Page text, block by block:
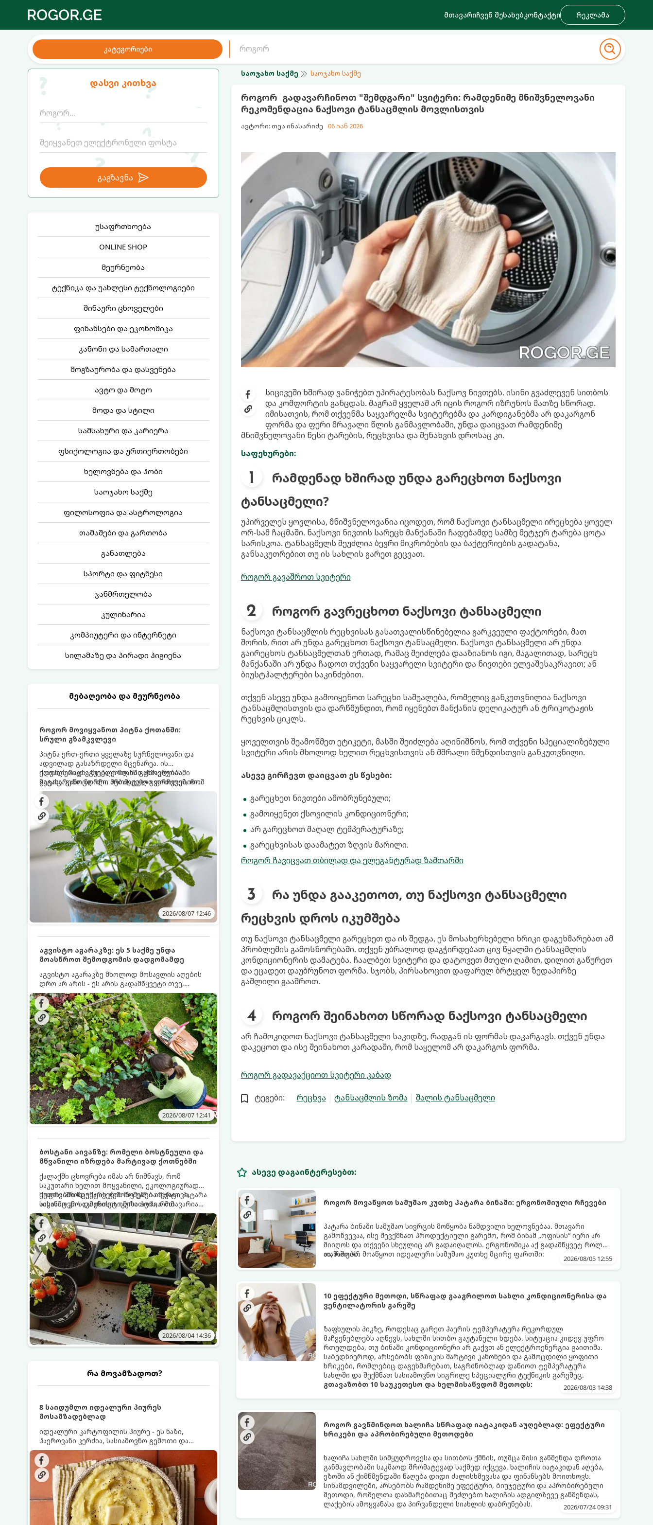
მთავარიჩვენ შესახებკონტაქტი რეკლამა
კატეგორიები
დასვი კითხვა
გაგზავნა
უსაფრთხოება
ONLINE SHOP
მეურნეობა
ტექნიკა და უახლესი ტექნოლოგიები
შინაური ცხოველები
ფინანსები და ეკონომიკა
კანონი და სამართალი
მოგზაურობა და დასვენება
ავტო და მოტო
მოდა და სტილი
სამსახური და კარიერა
ფსიქოლოგია და ურთიერთობები
ხელოვნება და ჰობი
საოჯახო საქმე
ფილოსოფია და ასტროლოგია
თამაშები და გართობა
განათლება
სპორტი და ფიტნესი
ჯანმრთელობა
კულინარია
კომპიუტერი და ინტერნეტი
სილამაზე და პირადი ჰიგიენა
მებაღეობა და მეურნეობა
როგორ მოვიყვანოთ პიტნა ქოთანში:
სრული გზამკვლევი
პიტნა ერთ-ერთი ყველაზე სურნელოვანი და
ადვილად გასაზრდელი მცენარეა. ის
იდეალურად ეგუება ქოთანში ცხოვრებას,
მეტიც, გამოცდილი მებაღეები გვირჩევენ, რომ
პიტნა მხოლოდ ქოთანში მოვიყვანოთ, რადგან
ღია გრუნტში (ბაღში) დარგვისას ის ფესვებით
ძალიან სწრაფად ვრცელდება და სხვა
მცენარეებს ავიწროებს.
ქოთნის პიტნა მთელი წლის განმავლობაში
გაგახარებთ ნორჩი, არომატული ფოთლებით
ჩაის, ლიმონათისა თუ კერძებისთვის.
2026/08/07 12:46
აგვისტო აგარაკზე: ეს 5 საქმე უნდა
მოასწროთ შემოდგომის დადგომამდე
აგვისტო აგარაკზე მხოლოდ მოსავლის აღების
დრო არ არის - ეს არის გადამწყვეტი თვე,
როდესაც საფუძველი ეყრება მომავალი წლის
მოსავალს და ბაღი მზადდება შემოდგომა-
ზამთრის სეზონისთვის. იმისათვის, რომ
ნიადაგმა ენერგია აღიდგინოს, ხოლო
მცენარეებმა ზამთარს გაუძლონ, აგვისტოს
ბოლომდე 5 მნიშვნელოვანი საქმის გაკეთება
უნდა მოასწროთ:
2026/08/07 12:41
ბოსტანი აივანზე: რომელი ბოსტნეული და
მწვანილი იზრდება მარტივად ქოთნებში
ქალაქში ცხოვრება იმას არ ნიშნავს, რომ
საკუთარი ხელით მოყვანილი, ეკოლოგიურად
სუფთა პროდუქტის გემოზე უარი თქვათ. პატარა
აივანიც კი საკმარისია იმისათვის, რომ
მოიწყოთ მინი-ბოსტანი, საიდანაც
ყოველდღიურად ახალ, არომატულ მწვანილსა
და ბოსტნეულს მოკრეფთ.
ქოთნებში მცენარეების მოშენება მარტივი,
სასიამოვნო და ესთეტიკური ჰობია. მთავარია
იცოდეთ, რომელი კულტურები ეგუებიან
ქოთნის პირობებს ყველაზე კარგად და როგორ
მოუაროთ მათ სწორად.
2026/08/04 14:36
რა მოვამზადოთ?
8 საიდუმლო იდეალური პიურეს
მოსამზადებლად
იდეალური კარტოფილის პიურე - ეს ნაზი,
ჰაეროვანი კერძია, სასიამოვნო გემოთი და
ნაღების-მოყვითალო ფერით. მისი მომზადება
ძალიან მარტივია, მაგრამ არსებობს რამდენიმე
საიდუმლო, რომლებიც უნდა იცოდეთ, რომ
პიურე იდეალურად გემრიელი გამოვიდეს.
საოჯახო საქმე საოჯახო საქმე
როგორ გადავარჩინოთ "შემდგარი" სვიტერი: რამდენიმე მნიშვნელოვანი
რეკომენდაცია ნაქსოვი ტანსაცმლის მოვლისთვის
ავტორი: თეა ინასარიძე 06 იან 2026
სიცივეში ხშირად ვანიჭებთ უპირატესობას ნაქსოვ ნივთებს. ისინი გვაძლევენ სითბოს
და კომფორტის განცდას. მაგრამ ყველამ არ იცის როგორ იზრუნოს მათზე სწორად.
იმისათვის, რომ თქვენმა საყვარელმა სვიტერებმა და კარდიგანებმა არ დაკარგონ
ფორმა და ფერი მრავალი წლის განმავლობაში, უნდა დაიცვათ რამდენიმე
მნიშვნელოვანი წესი ტარების, რეცხვისა და შენახვის დროსაც კი.
საფეხურები:
რამდენად ხშირად უნდა გარეცხოთ ნაქსოვი
ტანსაცმელი?
უპირველეს ყოვლისა, მნიშვნელოვანია იცოდეთ, რომ ნაქსოვი ტანსაცმელი ირეცხება ყოველ
ორ-სამ ჩაცმაში. ნაქსოვი ნივთის სარეცხ მანქანაში ჩადებამდე სამზე მეტჯერ ტარება ცოტა
სარისკოა. ტანსაცმელს შეუძლია ბევრი მიკრობების და ბაქტერიების გადატანა,
განსაკუთრებით თუ ის სახლის გარეთ გეცვათ.
როგორ გავაშროთ სვიტერი
როგორ გავრეცხოთ ნაქსოვი ტანსაცმელი
ნაქსოვი ტანსაცმლის რეცხვისას გასათვალისწინებელია გარკვეული ფაქტორები, მათ
შორის, რით არ უნდა გარეცხოთ ნაქსოვი ტანსაცმელი. ნაქსოვი ტანსაცმელი არ უნდა
გაირეცხოს ტანსაცმელთან ერთად, რამაც შეიძლება დააზიანოს იგი, მაგალითად, სარეცხ
მანქანაში არ უნდა ჩადოთ თქვენი საყვარელი სვიტერი და ნივთები ელვაშესაკრავით; ან
ბიუსტჰალტერები საკინძებით.
თქვენ ასევე უნდა გამოიყენოთ სარეცხი საშუალება, რომელიც განკუთვნილია ნაქსოვი
ტანსაცმლისთვის და დარწმუნდით, რომ იყენებთ მანქანის დელიკატურ ან ტრიკოტაჟის
რეცხვის ციკლს.
ყოველთვის შეამოწმეთ ეტიკეტი, მასში შეიძლება აღინიშნოს, რომ თქვენი სპეციალიზებული
სვიტერი არის მხოლოდ ხელით რეცხვისთვის ან მშრალი წმენდისთვის განკუთვნილი.
ასევე გირჩევთ დაიცვათ ეს წესები:
გარეცხეთ ნივთები ამობრუნებული;
გამოიყენეთ ქსოვილის კონდიციონერი;
არ გარეცხოთ მაღალ ტემპერატურაზე;
გარეცხვისას დაამატეთ ზღვის მარილი.
როგორ ჩავიცვათ თბილად და ელეგანტურად ზამთარში
რა უნდა გააკეთოთ, თუ ნაქსოვი ტანსაცმელი
რეცხვის დროს იკუმშება
თუ ნაქსოვი ტანსაცმელი გარეცხეთ და ის შედგა, ეს მოსახერხებელი ხრიკი დაგეხმარებათ ამ
პრობლემის გამოსწორებაში. თქვენ უბრალოდ დაგჭირდებათ ცივ წყალში ტანსაცმლის
კონდიციონერის დამატება. ჩაალბეთ სვიტერი და დატოვეთ მთელი ღამით, დილით გაწურეთ
და ეცადეთ დაუბრუნოთ ფორმა. სჯობს, პირსახოცით დაფარულ ბრტყელ ზედაპირზე
გაშლილი გააშროთ.
როგორ შეინახოთ სწორად ნაქსოვი ტანსაცმელი
არ ჩამოკიდოთ ნაქსოვი ტანსაცმელი საკიდზე, რადგან ის ფორმას დაკარგავს. თქვენ უნდა
დაკეცოთ და ისე შეინახოთ კარადაში, რომ საყელომ არ დაკარგოს ფორმა.
როგორ გადავაქციოთ სვიტერი კაბად
ტეგები: რეცხვა ტანსაცმლის ზომა შალის ტანსაცმელი
ასევე დაგაინტერესებთ:
როგორ მოვაწყოთ სამუშაო კუთხე პატარა ბინაში: ერგონომიული რჩევები
პატარა ბინაში სამუშაო სივრცის მოწყობა ნამდვილი ხელოვნებაა. მთავარი
გამოწვევაა, ისე შევქმნათ პროდუქტიული გარემო, რომ ბინამ „ოფისის“ იერი არ
მიიღოს და თქვენი სხეულიც არ გადაიღალოს. ერგონომიკა აქ გადამწყვეტ როლს
თამაშობს.
აი, როგორ მოაწყოთ იდეალური სამუშაო კუთხე მცირე ფართში: 2026/08/05 12:55
10 ეფექტური მეთოდი, სწრაფად გააგრილოთ სახლი კონდიციონერისა და
ვენტილატორის გარეშე
ზაფხულის პიკზე, როდესაც გარეთ ჰაერის ტემპერატურა რეკორდულ
მაჩვენებლებს აღწევს, სახლში სითბო გაუტანელი ხდება. სიტუაცია კიდევ უფრო
რთულდება, თუ ბინაში კონდიციონერი არ გაქვთ ან ელექტროენერგია გაითიშა.
საბედნიეროდ, არსებობს ფიზიკის მარტივი კანონები და გამოცდილი ყოფითი
ხრიკები, რომლებიც დაგეხმარებათ, საგრძნობლად დაწიოთ ტემპერატურა
სახლში და შექმნათ სასიამოვნო სიგრილე სპეციალური ტექნიკის გარეშეც.
გთავაზობთ 10 საუკეთესო და ხელმისაწვდომ მეთოდს:
2026/08/03 14:38
როგორ გავწმინდოთ ხალიჩა სწრაფად იატაკიდან აუღებლად: ეფექტური
ხრიკები და აპრობირებული მეთოდები
ხალიჩა სახლში სიმყუდროვესა და სითბოს ქმნის, თუმცა მისი გაწმენდა დროთა
განმავლობაში საკმაოდ შრომატევად საქმედ იქცევა. ხალიჩის იატაკიდან აღება,
ეზოში ან ქიმწმენდაში წაღება დიდი ძალისხმევასა და ფინანსებს მოითხოვს.
სინამდვილეში, არსებობს რამდენიმე ეფექტური, ბიუჯეტური და აპრობირებული
მეთოდი, რომელთა დახმარებითაც შეძლებთ ხალიჩის ადგილზევე გაწმენდას,
ლაქების ამოყვანასა და პირვანდელი სიახლის დაბრუნებას.
2026/07/24 09:31